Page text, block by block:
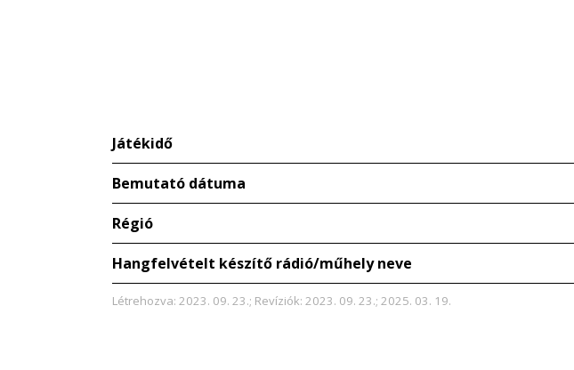
Játékidő
Bemutató dátuma
Régió
Hangfelvételt készítő rádió/műhely neve
Létrehozva: 2023. 09. 23.; Revíziók: 2023. 09. 23.; 2025. 03. 19.